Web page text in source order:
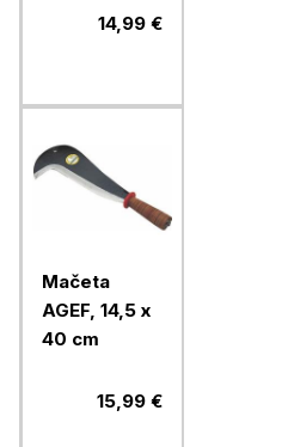
14,99 €
Mačeta
AGEF, 14,5 x
40 cm
15,99 €